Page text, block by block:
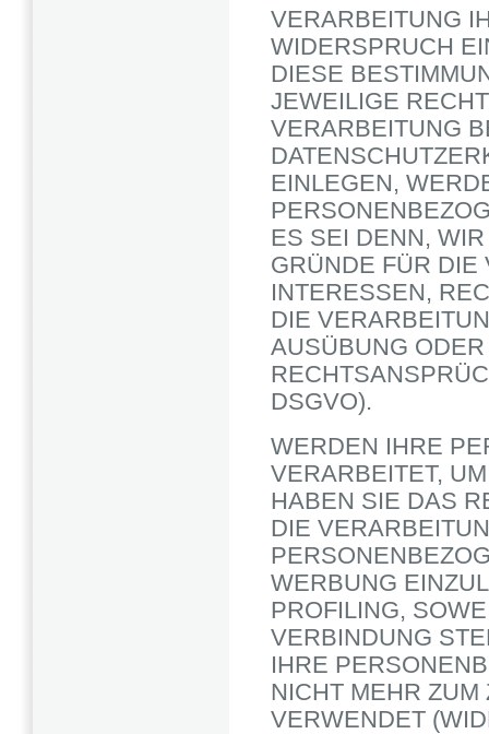
VERARBEITUNG
WIDERSPRUCH
DIESE
JEWEILIGE
VERARBEITUNG
EINLEGEN,
ES SEI DENN,
GRÜNDE FÜR DIE
INTERESSEN,
DIE
AUSÜBUNG
DSGVO).
WERDEN IHRE
VERARBEITET,
HABEN SIE DAS
DIE
WERBUNG
PROFILING,
VERBINDUNG
IHRE
NICHT MEHR
VERWENDET